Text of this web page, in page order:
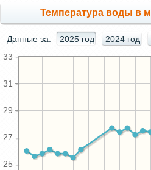
Температура воды в
Данные за: 2025 год 2024 год
25
27
29
31
33